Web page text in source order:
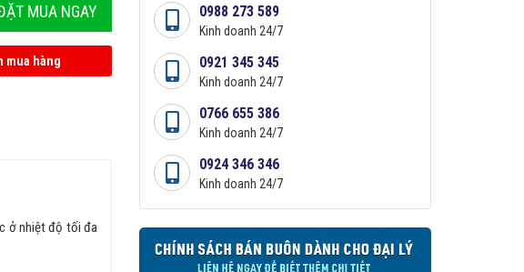
MUA NGAY
mua hàng
ở nhiệt độ tối đa
0988 273 589
Kinh doanh 24/7
0921 345 345
Kinh doanh 24/7
0766 655 386
Kinh doanh 24/7
0924 346 346
Kinh doanh 24/7